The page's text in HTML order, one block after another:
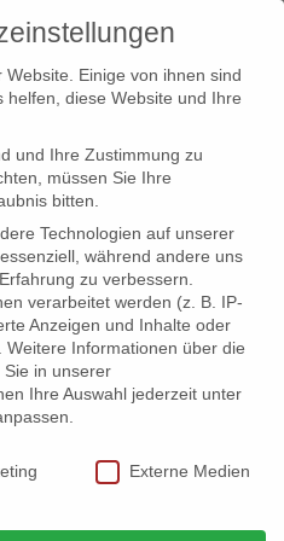
Einige von ihnen sind
diese Website und Ihre
und Ihre Zustimmung zu
müssen Sie Ihre
bitten.
Technologien auf unserer
während andere uns
zu verbessern.
verarbeitet werden (z. B. IP-
Anzeigen und Inhalte oder
Weitere Informationen über die
in unserer
Ihre Auswahl jederzeit unter
Externe Medien